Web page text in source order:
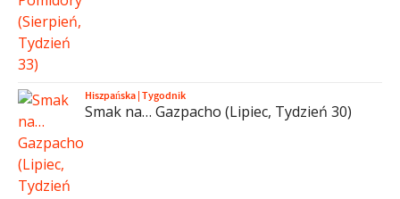
Hiszpańska|Tygodnik
Smak na… Gazpacho (Lipiec, Tydzień 30)